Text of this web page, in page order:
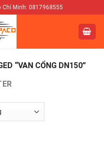
Chí Minh: 0817968555
“VAN CỔNG DN150”